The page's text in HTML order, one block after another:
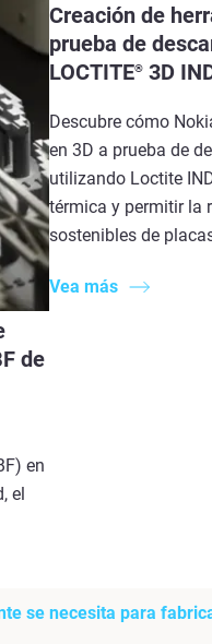
de
en
el
Creación de
prueba de
LOCTITE® 3D
Descubre cómo
en 3D a prueba de
utilizando Loctite
térmica y permitir la
sostenibles de
Vea más
se necesita para